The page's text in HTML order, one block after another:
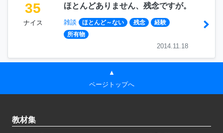
35
ナイス
ほとんどありません、残念ですが。
雑談 ほとんど～ない 残念
経験
所有物
2014.11.18
▲
ページトップへ
教材集